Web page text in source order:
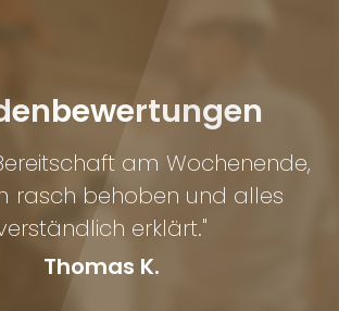
am Wochenende,
rasch behoben und alles
erklärt."
Thomas K.